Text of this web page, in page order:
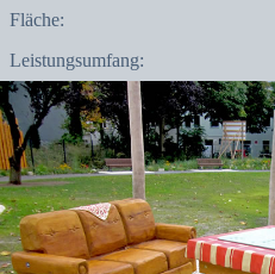
Fläche:
Leistungsumfang: